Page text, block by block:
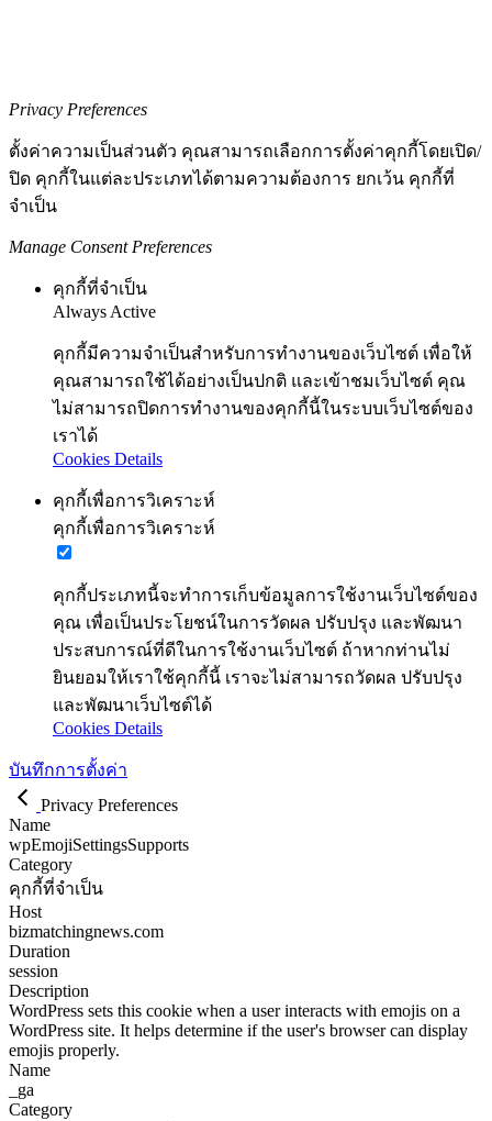
Privacy Preferences
ตั้งค่าความเป็นส่วนตัว คุณสามารถเลือกการตั้งค่าคุกกี้โดยเปิด/
ปิด คุกกี้ในแต่ละประเภทได้ตามความต้องการ ยกเว้น คุกกี้ที่
จำเป็น
Manage Consent Preferences
คุกกี้ที่จำเป็น
Always Active
คุกกี้มีความจำเป็นสำหรับการทำงานของเว็บไซต์ เพื่อให้
คุณสามารถใช้ได้อย่างเป็นปกติ และเข้าชมเว็บไซต์ คุณ
ไม่สามารถปิดการทำงานของคุกกี้นี้ในระบบเว็บไซต์ของ
เราได้
Cookies Details
คุกกี้เพื่อการวิเคราะห์
คุกกี้เพื่อการวิเคราะห์
คุกกี้ประเภทนี้จะทำการเก็บข้อมูลการใช้งานเว็บไซต์ของ
คุณ เพื่อเป็นประโยชน์ในการวัดผล ปรับปรุง และพัฒนา
ประสบการณ์ที่ดีในการใช้งานเว็บไซต์ ถ้าหากท่านไม่
ยินยอมให้เราใช้คุกกี้นี้ เราจะไม่สามารถวัดผล ปรับปรุง
และพัฒนาเว็บไซต์ได้
Cookies Details
บันทึกการตั้งค่า
Privacy Preferences
Name
wpEmojiSettingsSupports
Category
คุกกี้ที่จำเป็น
Host
bizmatchingnews.com
Duration
session
Description
WordPress sets this cookie when a user interacts with emojis on a
WordPress site. It helps determine if the user's browser can display
emojis properly.
Name
_ga
Category